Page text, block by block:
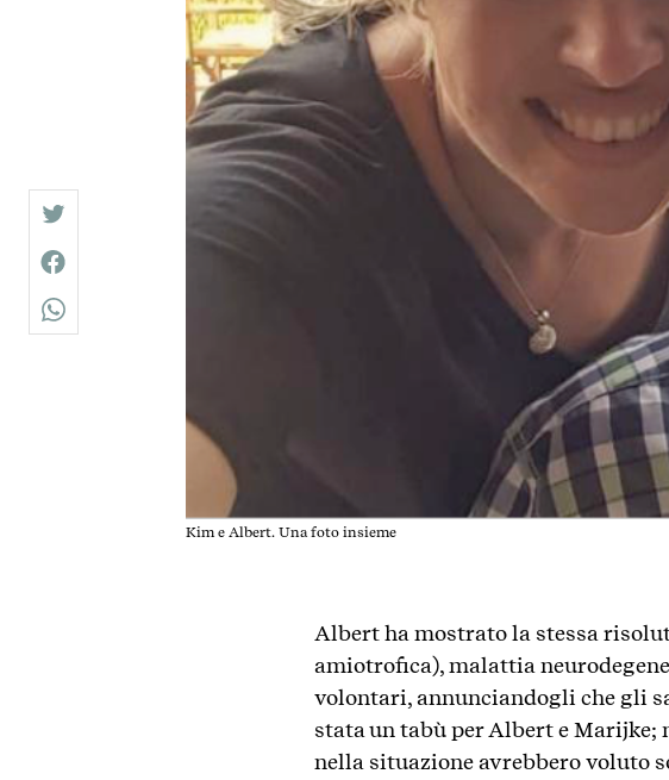
twitter
facebook
whatsapp
Kim e Albert. Una foto insieme
Albert ha mostrato la stessa
amiotrofica), malattia
volontari, annunciandogli che gli
stata un tabù per Albert e Marijke;
nella situazione avrebbero voluto